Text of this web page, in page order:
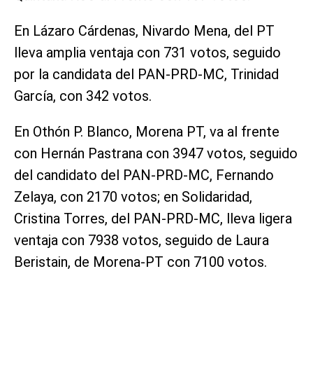
En Lázaro Cárdenas, Nivardo Mena, del PT
lleva amplia ventaja con 731 votos, seguido
por la candidata del PAN-PRD-MC, Trinidad
García, con 342 votos.
En Othón P. Blanco, Morena PT, va al frente
con Hernán Pastrana con 3947 votos, seguido
del candidato del PAN-PRD-MC, Fernando
Zelaya, con 2170 votos; en Solidaridad,
Cristina Torres, del PAN-PRD-MC, lleva ligera
ventaja con 7938 votos, seguido de Laura
Beristain, de Morena-PT con 7100 votos.